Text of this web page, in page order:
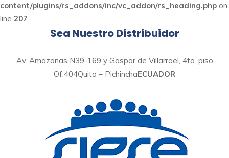
content/plugins/rs_addons/inc/vc_addon/rs_heading.php on
line 207
Sea Nuestro Distribuidor
Av. Amazonas N39-169 y Gaspar de Villarroel, 4to. piso
Of.404Quito – PichinchaECUADOR